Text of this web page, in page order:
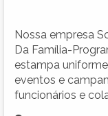
Nossa empresa
Da Família-
estampa
eventos e
funcionários e